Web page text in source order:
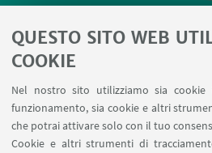
QUESTO SITO WEB
COOKIE
Nel nostro sito utilizziamo sia cookie
funzionamento, sia cookie e altri
che potrai attivare solo con il tuo
Cookie e altri strumenti di
LINK UTILI
Area
Prenotazione